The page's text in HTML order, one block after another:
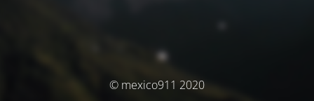
© mexico911 2020